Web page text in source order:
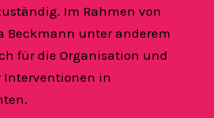
Im Rahmen von
Beckmann unter anderem
für die Organisation und
in